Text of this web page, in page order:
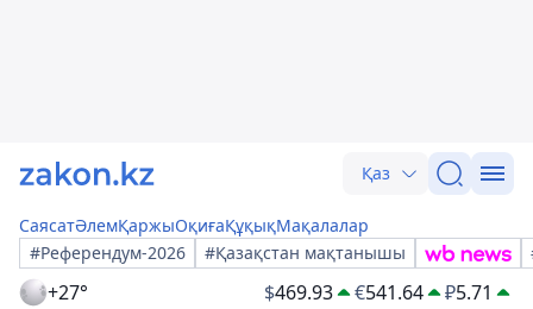
Қаз
СаясатӘлемҚаржыОқиғаҚұқықМақалалар
#Референдум-2026
#Қазақстан мақтанышы
+27° $469.93 €541.64 ₽5.71